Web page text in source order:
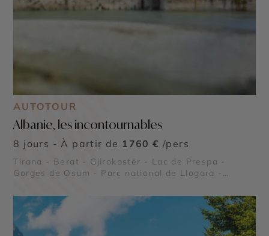
AUTOTOUR
Albanie, les incontournables
8 jours - À partir de 1760 € /pers
Tirana - Berat - Gjirokastër - Lac de Prespa -
Gorges de Osum - Parc national de Llogara -
albanaise - Butrint - Lac de Shkodra - Parc
national de Divjakë-Karavasta - Apollonia -
Château de Rozafa - Parc national de Theth -
Alpes albanaises